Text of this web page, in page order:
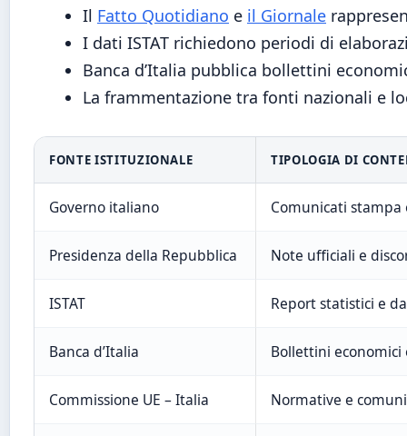
Il Fatto Quotidiano e il Giornale
I dati ISTAT richiedono periodi di
Banca d’Italia pubblica bollettini
La frammentazione tra fonti nazionali e
FONTE ISTITUZIONALE TIPOLOGIA DI
Governo italiano Comunicati stampa
Presidenza della Repubblica Note ufficiali e
ISTAT Report statistici e
Banca d’Italia Bollettini economici
Commissione UE – Italia Normative e